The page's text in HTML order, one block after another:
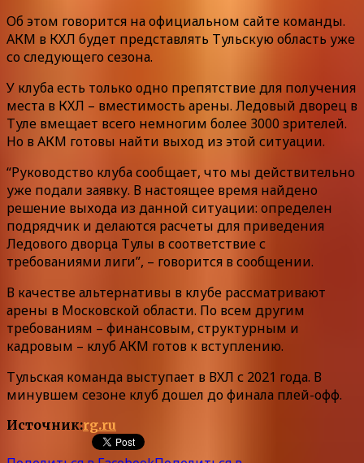
Об этом говорится на официальном сайте команды.
АКМ в КХЛ будет представлять Тульскую область уже
со следующего сезона.
У клуба есть только одно препятствие для получения
места в КХЛ – вместимость арены. Ледовый дворец в
Туле вмещает всего немногим более 3000 зрителей.
Но в АКМ готовы найти выход из этой ситуации.
“Руководство клуба сообщает, что мы действительно
уже подали заявку. В настоящее время найдено
решение выхода из данной ситуации: определен
подрядчик и делаются расчеты для приведения
Ледового дворца Тулы в соответствие с
требованиями лиги”, – говорится в сообщении.
В качестве альтернативы в клубе рассматривают
арены в Московской области. По всем другим
требованиям – финансовым, структурным и
кадровым – клуб АКМ готов к вступлению.
Тульская команда выступает в ВХЛ с 2021 года. В
минувшем сезоне клуб дошел до финала плей-офф.
Источник:rg.ru